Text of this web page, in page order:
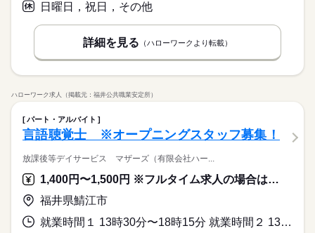
日曜日，祝日，その他
詳細を見る （ハローワークより転載）
ハローワーク求人（掲載元：福井公共職業安定所）
パート・アルバイト
言語聴覚士 ※オープニングスタッフ募集！
放課後等デイサービス マザーズ（有限会社ハー...
1,400円〜1,500円 ※フルタイム求人の場合は月額（換算額）、パート求人の場合は時間額を表示しています。
福井県鯖江市
就業時間１ 13時30分〜18時15分 就業時間２ 13時30分〜17時30分 就業時間３ 14時30分〜18時15分 就業時間に関する特記事項 必ず勤務して欲しい時間帯 ※いずれも応相談